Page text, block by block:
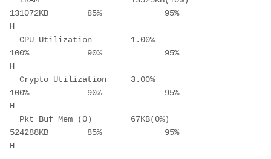
131072KB        85%             95%
H
100%            90%             95%
H
100%            90%             95%
H
524288KB        85%             95%
H